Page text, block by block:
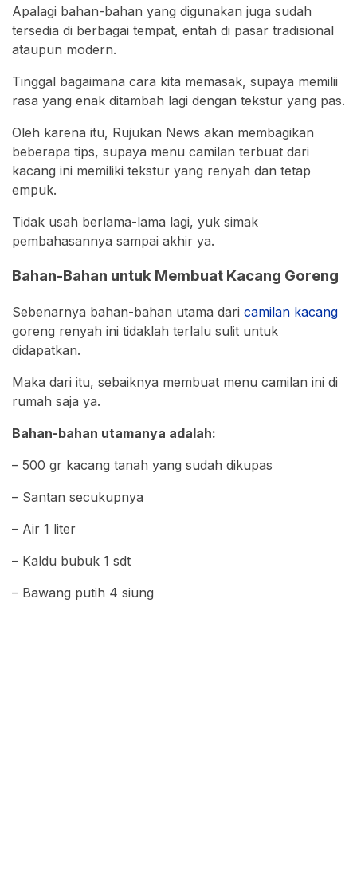
Apalagi bahan-bahan yang digunakan juga sudah
tersedia di berbagai tempat, entah di pasar tradisional
ataupun modern.
Tinggal bagaimana cara kita memasak, supaya memilii
rasa yang enak ditambah lagi dengan tekstur yang pas.
Oleh karena itu, Rujukan News akan membagikan
beberapa tips, supaya menu camilan terbuat dari
kacang ini memiliki tekstur yang renyah dan tetap
empuk.
Tidak usah berlama-lama lagi, yuk simak
pembahasannya sampai akhir ya.
Bahan-Bahan untuk Membuat Kacang Goreng
Sebenarnya bahan-bahan utama dari camilan kacang
goreng renyah ini tidaklah terlalu sulit untuk
didapatkan.
Maka dari itu, sebaiknya membuat menu camilan ini di
rumah saja ya.
Bahan-bahan utamanya adalah:
– 500 gr kacang tanah yang sudah dikupas
– Santan secukupnya
– Air 1 liter
– Kaldu bubuk 1 sdt
– Bawang putih 4 siung